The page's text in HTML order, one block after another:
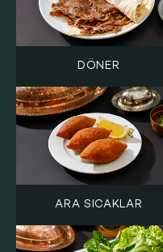
DÖNER
ARA SICAKLAR